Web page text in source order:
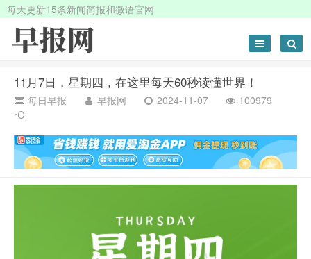
每天更新15条新闻简报和微语官网
11月7日，星期四，在这里每天60秒读懂世界！
每日早报 早报网 2024-11-07
100979
℃